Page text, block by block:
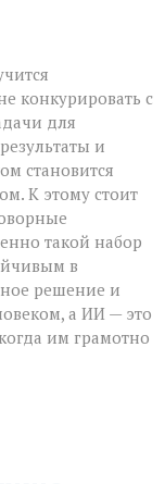
конкурировать с
для
и
становится
К этому стоит
такой набор
в
решение и
а ИИ — это
им грамотно